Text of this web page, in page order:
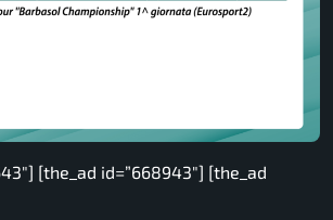
[the_ad id=”668943″] [the_ad